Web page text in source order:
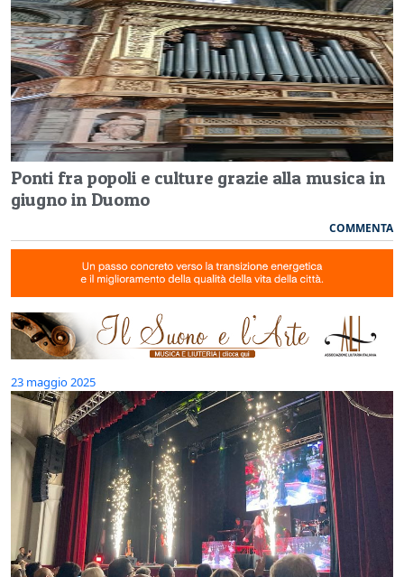
Ponti fra popoli e culture grazie alla musica in
giugno in Duomo
COMMENTA
23 maggio 2025